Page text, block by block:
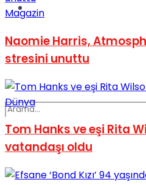
Podcast
Magazin
Naomie Harris,
stresini unuttu
Dünya
Tom Hanks ve eşi Rita
vatandaşı oldu